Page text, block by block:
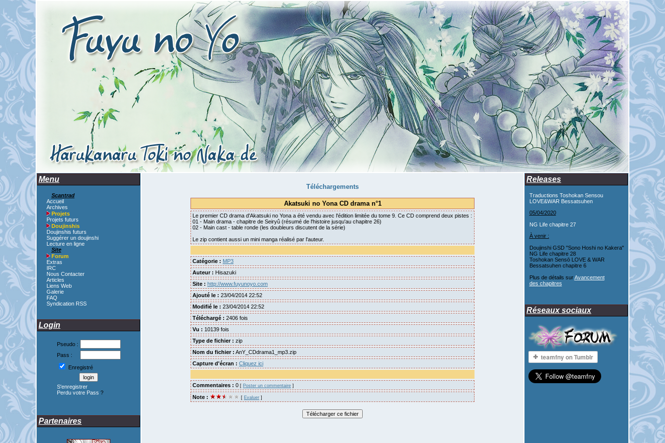
Menu
Scantrad
Accueil
Archives
Projets
Projets futurs
Doujinshis
Doujinshis futurs
Suggérer un doujinshi
Lecture en ligne
Site
Forum
Extras
IRC
Nous Contacter
Articles
Liens Web
Galerie
FAQ
Syndication RSS
Login
Pseudo :
Pass :
Enregistré
S'enregistrer
Perdu votre Pass ?
Partenaires
Téléchargements
Akatsuki no Yona CD drama n°1
Le premier CD drama d'Akatsuki no Yona a été vendu avec l'édition limitée du tome 9. Ce CD comprend deux pistes :
01 - Main drama - chapitre de Seiryû (résumé de l'histoire jusqu'au chapitre 26)
02 - Main cast - table ronde (les doubleurs discutent de la série)
Le zip contient aussi un mini manga réalisé par l'auteur.
Catégorie : MP3
Auteur : Hisazuki
Site : http://www.fuyunoyo.com
Ajouté le : 23/04/2014 22:52
Modifié le : 23/04/2014 22:52
Téléchargé : 2406 fois
Vu : 10139 fois
Type de fichier : zip
Nom du fichier : AnY_CDdrama1_mp3.zip
Capture d'écran : Cliquez ici
Commentaires : 0 [ Poster un commentaire ]
Note : [ Evaluer ]
Releases
Traductions Toshokan Sensou
LOVE&WAR Bessatsuhen
05/04/2020
NG Life chapitre 27
À venir :
Doujinshi GSD "Sono Hoshi no Kakera"
NG Life chapitre 28
Toshokan Sensō LOVE & WAR
Bessatsuhen chapitre 6
Plus de détails surAvancement
des chapitres
Réseaux sociaux